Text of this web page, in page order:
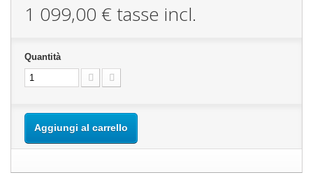
1 099,00 € tasse incl.
Quantità
Aggiungi al carrello